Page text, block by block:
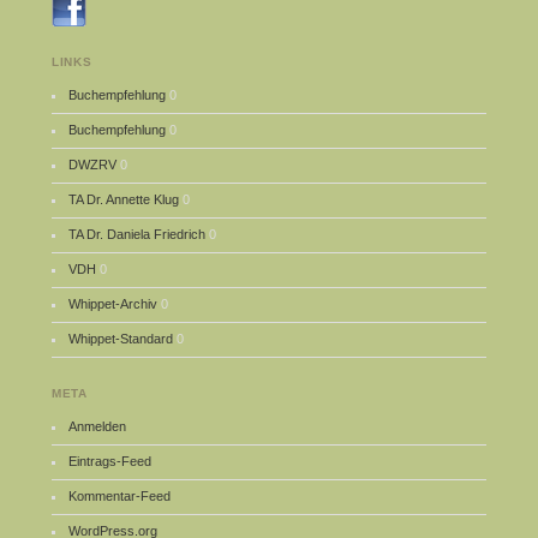
LINKS
Buchempfehlung 0
Buchempfehlung 0
DWZRV 0
TA Dr. Annette Klug 0
TA Dr. Daniela Friedrich 0
VDH 0
Whippet-Archiv 0
Whippet-Standard 0
META
Anmelden
Eintrags-Feed
Kommentar-Feed
WordPress.org